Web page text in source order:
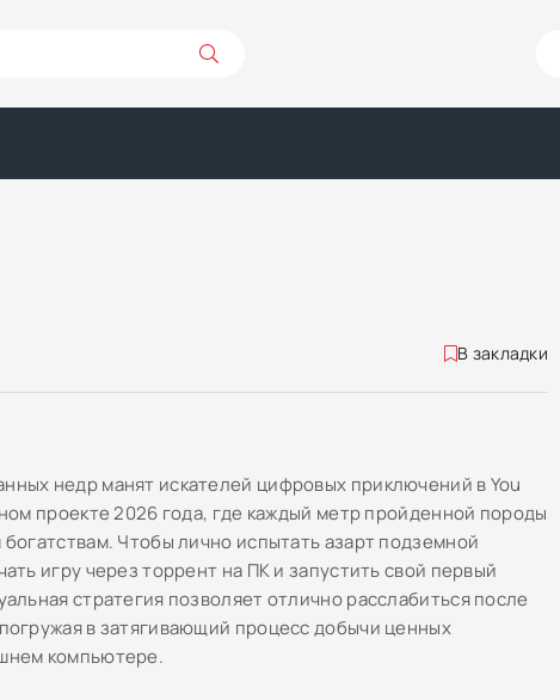
В закладки
недр манят искателей цифровых приключений в You
проекте 2026 года, где каждый метр пройденной породы
Чтобы лично испытать азарт подземной
игру через торрент на ПК и запустить свой первый
стратегия позволяет отлично расслабиться после
в затягивающий процесс добычи ценных
компьютере.